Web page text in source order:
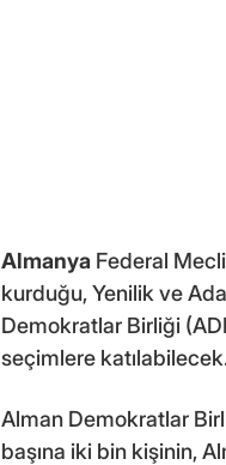
Almanya Federal
kurduğu, Yenilik ve
Demokratlar Birliği
seçimlere
Alman Demokratlar
başına iki bin kişinin,